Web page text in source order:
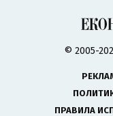
© 2005-
ПРАВИЛА